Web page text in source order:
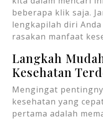
beberapa klik saja.
lengkapilah diri
rasakan manfaat
Langkah
Kesehatan
Mengingat
kesehatan yang
pertama adalah